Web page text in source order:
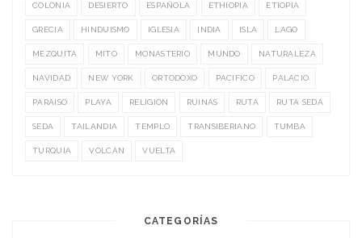
COLONIA DESIERTO ESPAÑOLA ETHIOPIA ETIOPIA
GRECIA HINDUISMO IGLESIA INDIA ISLA LAGO
MEZQUITA MITO MONASTERIO MUNDO NATURALEZA
NAVIDAD NEW YORK ORTODOXO PACIFICO PALACIO
PARAISO PLAYA RELIGIÓN RUINAS RUTA RUTA SEDA
SEDA TAILANDIA TEMPLO TRANSIBERIANO TUMBA
TURQUÍA VOLCÁN VUELTA
CATEGORÍAS